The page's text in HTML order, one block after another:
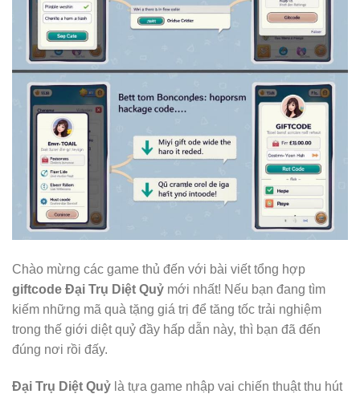
Chào mừng các game thủ đến với bài viết tổng hợp
giftcode Đại Trụ Diệt Quỷ mới nhất! Nếu bạn đang tìm
kiếm những mã quà tặng giá trị để tăng tốc trải nghiệm
trong thế giới diệt quỷ đầy hấp dẫn này, thì bạn đã đến
đúng nơi rồi đấy.
Đại Trụ Diệt Quỷ là tựa game nhập vai chiến thuật thu hút